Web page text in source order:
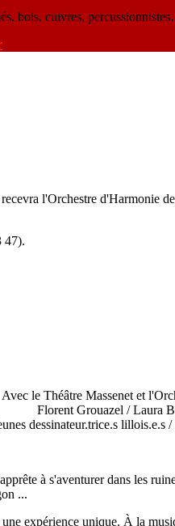
bois, cuivres,
l'Orchestre d'Harmonie
47).
Avec le Théâtre Massenet et
Florent Grouazel / Laura
dessinateur.trice.s lillois.e.s
à s'aventurer dans les
...
expérience unique. À la